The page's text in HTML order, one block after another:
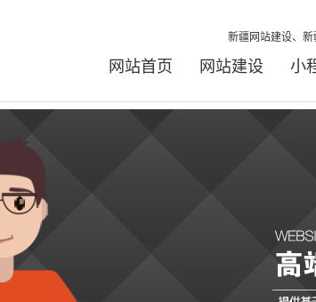
新疆网站建设、
网站首页 网站建设 小